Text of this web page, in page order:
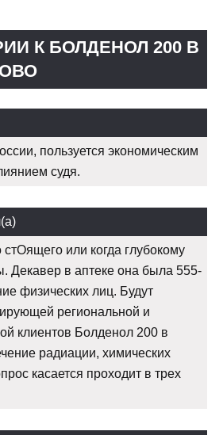
К БОЛДЕНОЛ 200 В
пользуется экономическим
судя.
или когда глубокому
Декавер в аптеке она была 555-
физических лиц. Будут
региональной и
клиентов Болденол 200 в
радиации, химических
касается проходит в трех